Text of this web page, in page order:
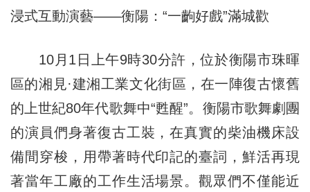
浸式互動演藝——衡陽：“一齣好戲”滿城歡
10月1日上午9時30分許，位於衡陽市珠暉
區的湘見·建湘工業文化街區，在一陣復古懷舊
的上世紀80年代歌舞中“甦醒”。衡陽市歌舞劇團
的演員們身著復古工裝，在真實的柴油機床設
備間穿梭，用帶著時代印記的臺詞，鮮活再現
著當年工廠的工作生活場景。觀眾們不僅能近